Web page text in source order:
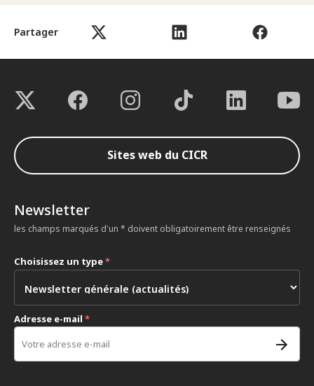
Partager
Sites web du CICR
Newsletter
les champs marqués d'un * doivent obligatoirement être renseignés
Choisissez un type*
Adresse e-mail *